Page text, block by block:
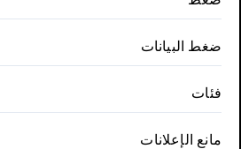
ضغط البيانات
فئات
مانع الإعلانات